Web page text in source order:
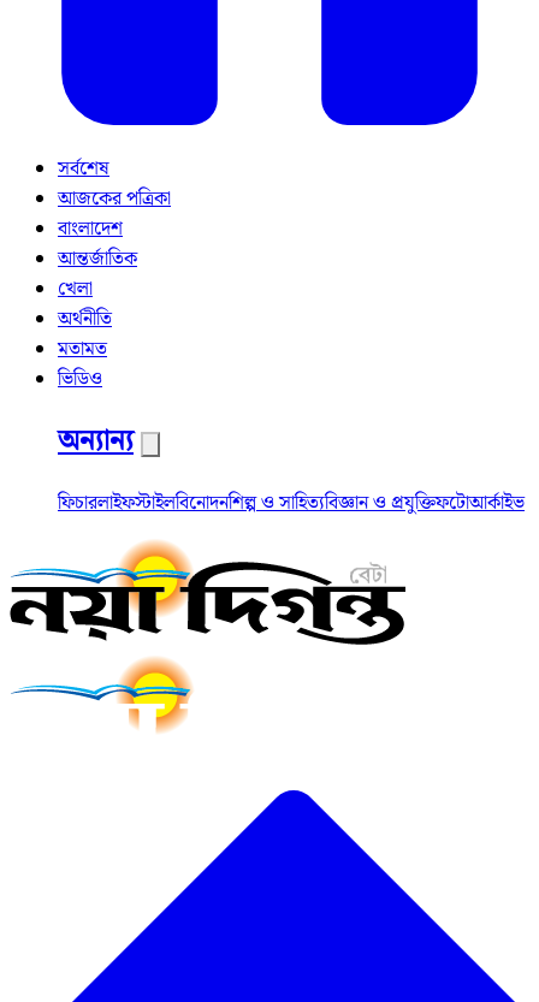
সর্বশেষ
আজকের পত্রিকা
বাংলাদেশ
আন্তর্জাতিক
খেলা
অর্থনীতি
মতামত
ভিডিও
অন্যান্য
ফিচারলাইফস্টাইলবিনোদনশিল্প ও সাহিত্যবিজ্ঞান ও প্রযুক্তিফটোআর্কাইভ